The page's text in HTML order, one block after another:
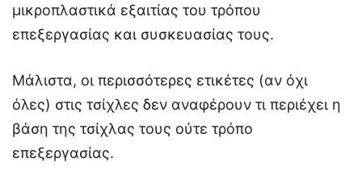
μικροπλαστικά εξαιτίας του τρόπου
επεξεργασίας και συσκευασίας τους.
Μάλιστα, οι περισσότερες ετικέτες (αν όχι
όλες) στις τσίχλες δεν αναφέρουν τι περιέχει η
βάση της τσίχλας τους ούτε τρόπο
επεξεργασίας.